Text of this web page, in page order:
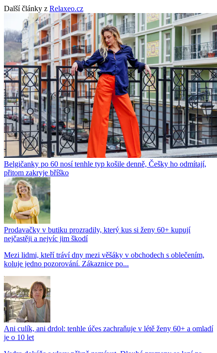
Další články z Relaxeo.cz
Belgičanky po 60 nosí tenhle typ košile denně, Češky ho odmítají,
přitom zakryje bříško
Prodavačky v butiku prozradily, který kus si ženy 60+ kupují
nejčastěji a nejvíc jim škodí
Mezi lidmi, kteří tráví dny mezi věšáky v obchodech s oblečením,
koluje jedno pozorování. Zákaznice po...
Ani culík, ani drdol: tenhle účes zachraňuje v létě ženy 60+ a omladí
je o 10 let